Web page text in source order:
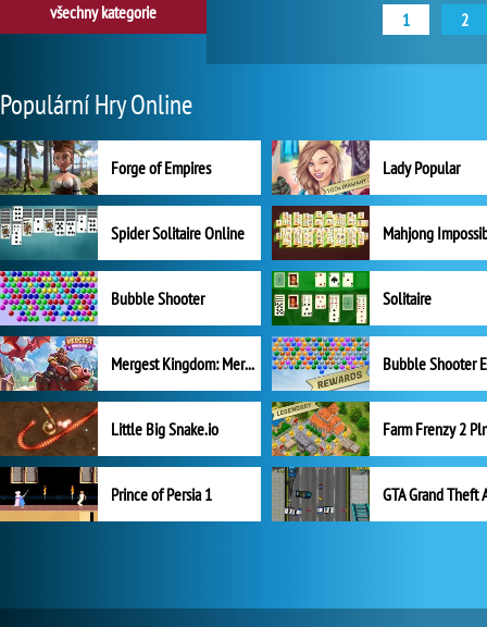
1 2
všechny kategorie
Populární Hry Online
Forge of Empires Lady Popular
Spider Solitaire Online Mahjong
Bubble Shooter Solitaire
Mergest Kingdom: Merge Puzzle
Little Big Snake.io
Prince of Persia 1 GTA Grand Theft